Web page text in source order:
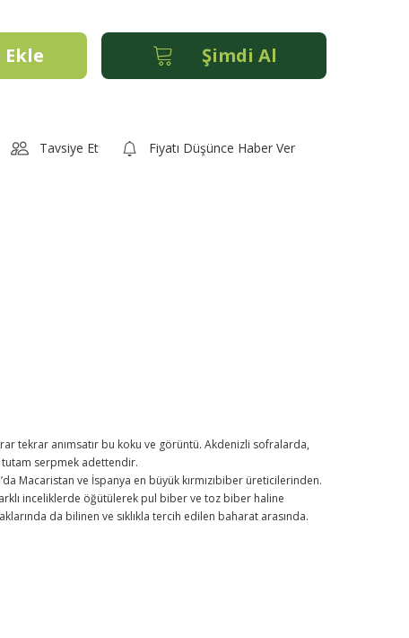
Ekle Şimdi Al
Tavsiye Et Fiyatı Düşünce Haber Ver
tekrar anımsatır bu koku ve görüntü. Akdenizli sofralarda,
tutam serpmek adettendir.
Macaristan ve İspanya en büyük kırmızıbiber üreticilerinden.
inceliklerde öğütülerek pul biber ve toz biber haline
da bilinen ve sıklıkla tercih edilen baharat arasında.